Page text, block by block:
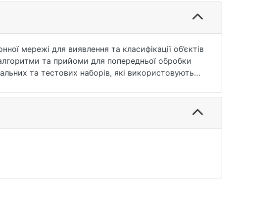
мережі для виявлення та класифікації об’єктів
та прийоми для попередньої обробки
та тестових наборів, які використовуються